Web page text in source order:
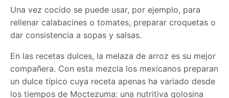
Una vez cocido se puede usar, por ejemplo, para
rellenar calabacines o tomates, preparar croquetas o
dar consistencia a sopas y salsas.
En las recetas dulces, la melaza de arroz es su mejor
compañera. Con esta mezcla los mexicanos preparan
un dulce típico cuya receta apenas ha variado desde
los tiempos de Moctezuma: una nutritiva golosina